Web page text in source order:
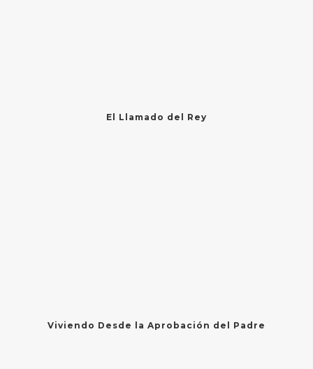
El Llamado del Rey
Viviendo Desde la Aprobación del Padre